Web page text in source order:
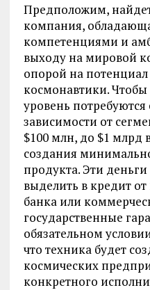
Предположим,
компания,
компетенциями и
выходу на мировой
опорой на
космонавтики.
уровень потребуются
зависимости от
$100 млн, до $1 млрд
создания
продукта. Эти
выделить в кредит от
банка или
государственные
обязательном
что техника будет
космических
конкретного